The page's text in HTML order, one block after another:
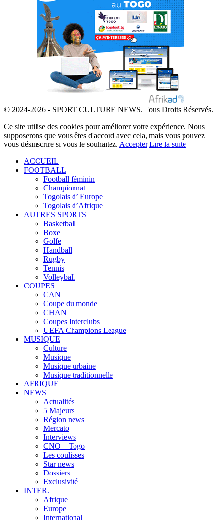
© 2024-2026 - SPORT CULTURE NEWS. Tous Droits Réservés.
Ce site utilise des cookies pour améliorer votre expérience. Nous
supposerons que vous êtes d'accord avec cela, mais vous pouvez
vous désinscrire si vous le souhaitez. Accepter Lire la suite
ACCUEIL
FOOTBALL
Football féminin
Championnat
Togolais d’ Europe
Togolais d’Afrique
AUTRES SPORTS
Basketball
Boxe
Golfe
Handball
Rugby
Tennis
Volleyball
COUPES
CAN
Coupe du monde
CHAN
Coupes Interclubs
UEFA Champions League
MUSIQUE
Culture
Musique
Musique urbaine
Musique traditionnelle
AFRIQUE
NEWS
Actualités
5 Majeurs
Région news
Mercato
Interviews
CNO – Togo
Les coulisses
Star news
Dossiers
Exclusivité
INTER.
Afrique
Europe
International